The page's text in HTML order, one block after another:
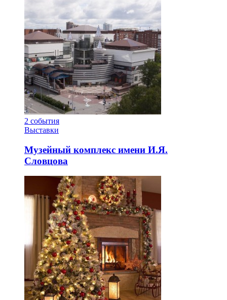
2 события
Выставки
Музейный комплекс имени И.Я.
Словцова